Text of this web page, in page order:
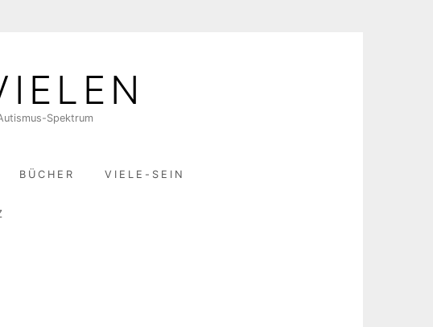
Spektrum
BÜCHER VIELE-SEIN